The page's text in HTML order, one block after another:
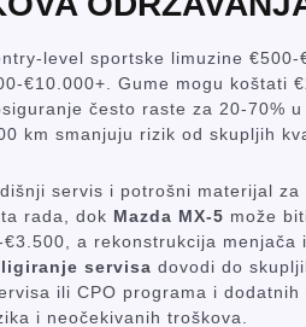
sportske limuzine
€10.000+. Gume mogu koštati
često raste za 20-70%
km smanjuju rizik od skupljih
servis i potrošni materijal za
rada, dok Mazda MX‑5 može
a rekonstrukcija
servisa dovodi do
ili CPO programa i dodatnih
i neočekivanih troškova.